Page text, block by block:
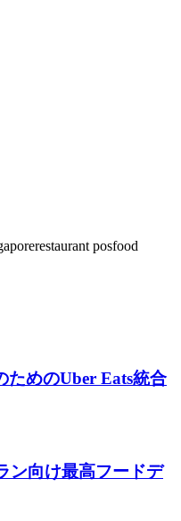
restaurant posfood
ためのUber Eats統合
ン向け最高フードデ